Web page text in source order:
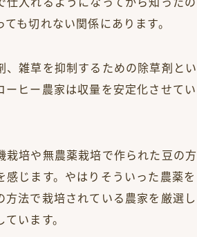
仕入れるようになってから知ったの
も切れない関係にあります。
、雑草を抑制するための除草剤とい
ーヒー農家は収量を安定化させてい
栽培や無農薬栽培で作られた豆の方
感じます。やはりそういった農薬を
方法で栽培されている農家を厳選し
います。